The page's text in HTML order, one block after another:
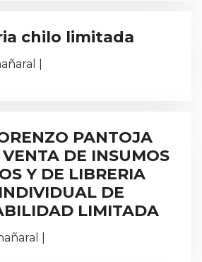
chilo limitada
|
PANTOJA
DE INSUMOS
Y DE LIBRERIA
DE
LIMITADA
|